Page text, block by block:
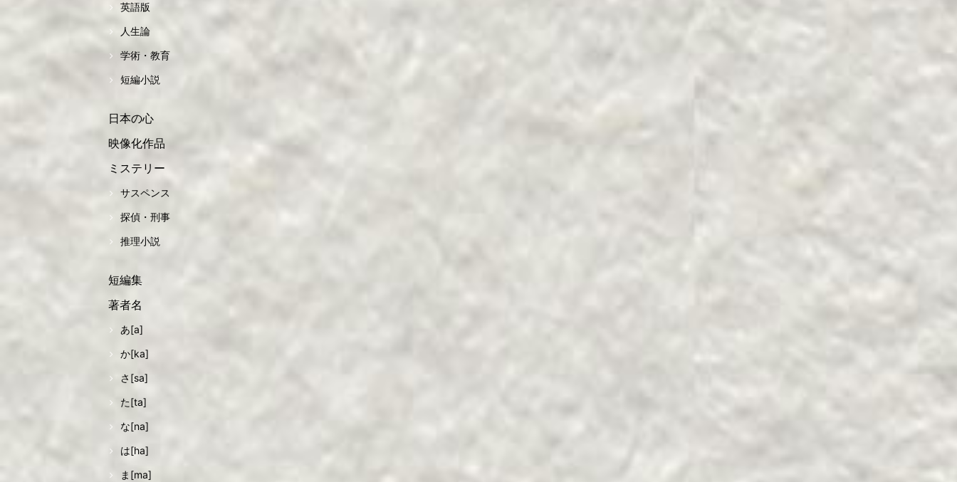
英語版
人生論
学術・教育
短編小説
日本の心
映像化作品
ミステリー
サスペンス
探偵・刑事
推理小説
短編集
著者名
あ[a]
か[ka]
さ[sa]
た[ta]
な[na]
は[ha]
ま[ma]